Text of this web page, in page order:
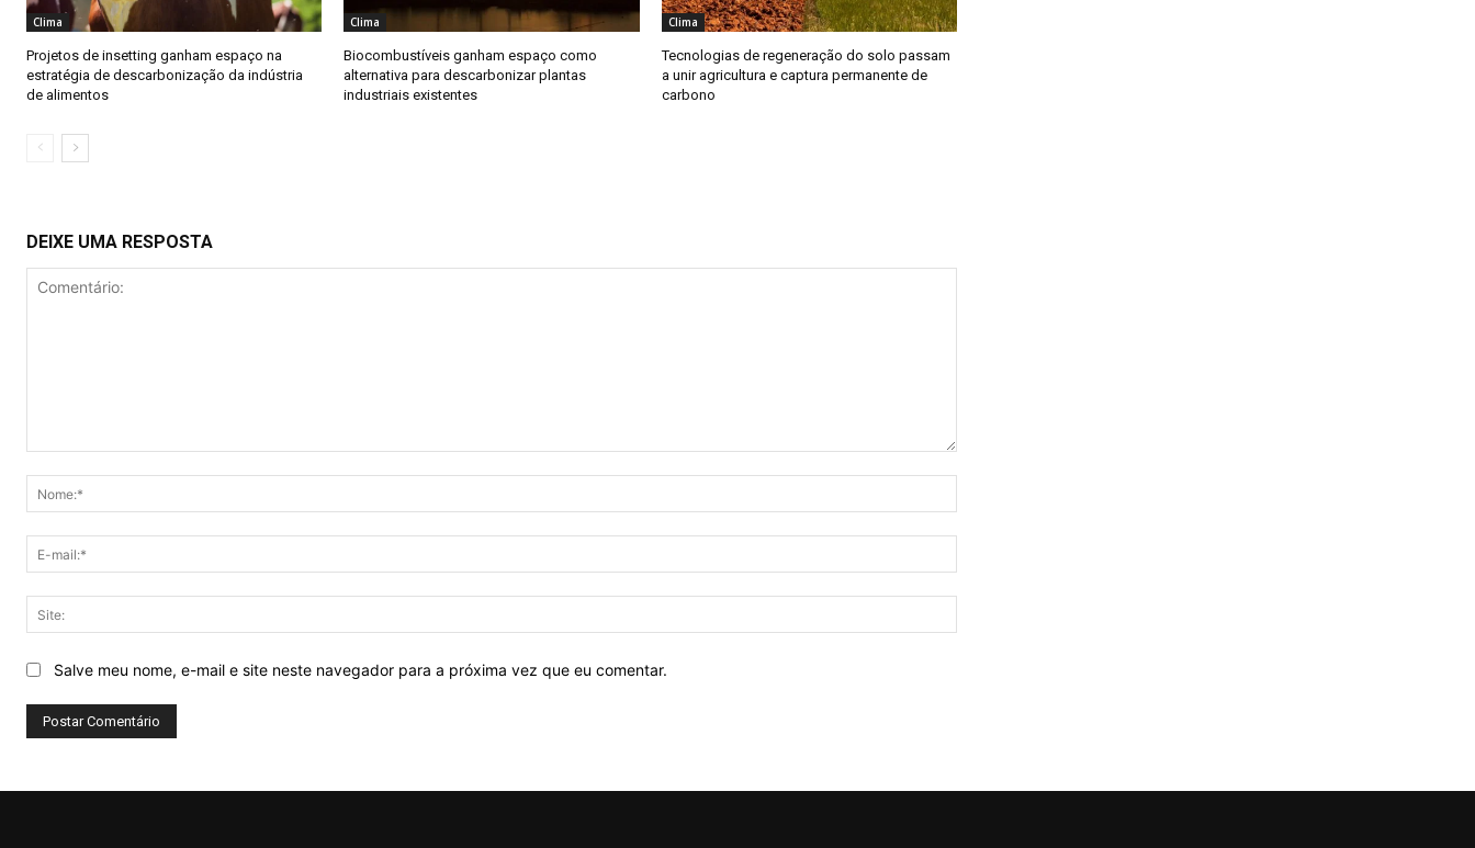
Clima
Projetos de insetting ganham espaço na
estratégia de descarbonização da indústria
de alimentos
Clima
Biocombustíveis ganham espaço como
alternativa para descarbonizar plantas
industriais existentes
Clima
Tecnologias de regeneração do solo passam
a unir agricultura e captura permanente de
carbono
DEIXE UMA RESPOSTA
mail:*
Salve meu nome, e-mail e site neste navegador para a próxima vez que eu comentar.